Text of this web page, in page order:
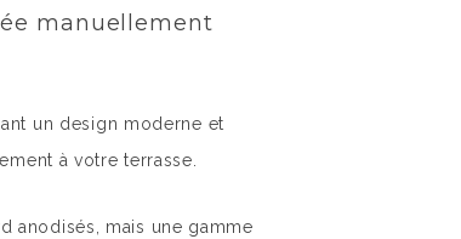
manuellement
un design moderne et
à votre terrasse.
anodisés, mais une gamme